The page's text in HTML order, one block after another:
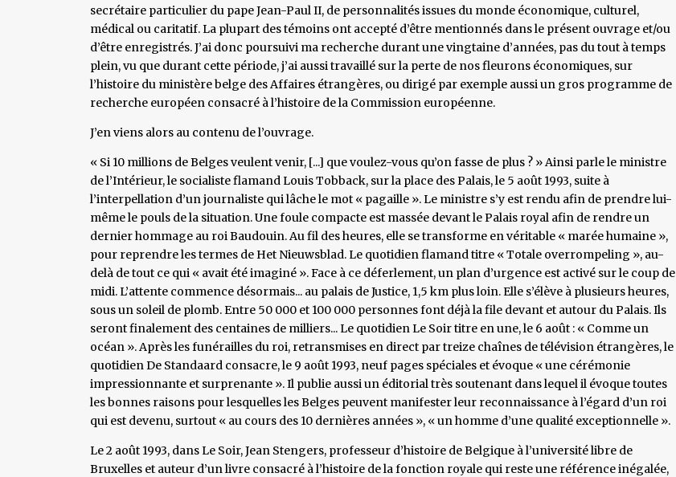
secrétaire particulier du pape Jean-Paul II, de personnalités issues du monde économique, culturel,
médical ou caritatif. La plupart des témoins ont accepté d’être mentionnés dans le présent ouvrage et/ou
d’être enregistrés. J’ai donc poursuivi ma recherche durant une vingtaine d’années, pas du tout à temps
plein, vu que durant cette période, j’ai aussi travaillé sur la perte de nos fleurons économiques, sur
l’histoire du ministère belge des Affaires étrangères, ou dirigé par exemple aussi un gros programme de
recherche européen consacré à l’histoire de la Commission européenne.
J’en viens alors au contenu de l’ouvrage.
« Si 10 millions de Belges veulent venir, [...] que voulez-vous qu’on fasse de plus ? » Ainsi parle le ministre
de l’Intérieur, le socialiste flamand Louis Tobback, sur la place des Palais, le 5 août 1993, suite à
l’interpellation d’un journaliste qui lâche le mot « pagaille ». Le ministre s’y est rendu afin de prendre lui-
même le pouls de la situation. Une foule compacte est massée devant le Palais royal afin de rendre un
dernier hommage au roi Baudouin. Au fil des heures, elle se transforme en véritable « marée humaine »,
pour reprendre les termes de Het Nieuwsblad. Le quotidien flamand titre « Totale overrompeling », au-
delà de tout ce qui « avait été imaginé ». Face à ce déferlement, un plan d’urgence est activé sur le coup de
midi. L’attente commence désormais... au palais de Justice, 1,5 km plus loin. Elle s’élève à plusieurs heures,
sous un soleil de plomb. Entre 50 000 et 100 000 personnes font déjà la file devant et autour du Palais. Ils
seront finalement des centaines de milliers... Le quotidien Le Soir titre en une, le 6 août : « Comme un
océan ». Après les funérailles du roi, retransmises en direct par treize chaînes de télévision étrangères, le
quotidien De Standaard consacre, le 9 août 1993, neuf pages spéciales et évoque « une cérémonie
impressionnante et surprenante ». Il publie aussi un éditorial très soutenant dans lequel il évoque toutes
les bonnes raisons pour lesquelles les Belges peuvent manifester leur reconnaissance à l’égard d’un roi
qui est devenu, surtout « au cours des 10 dernières années », « un homme d’une qualité exceptionnelle ».
Le 2 août 1993, dans Le Soir, Jean Stengers, professeur d’histoire de Belgique à l’université libre de
Bruxelles et auteur d’un livre consacré à l’histoire de la fonction royale qui reste une référence inégalée,